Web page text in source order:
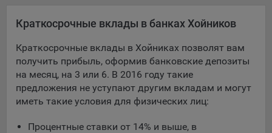
сервис показа контекстной рекламы. Адрес: Yandex
Google Ads - сервис показа контекстной рекламы,
предоставляемый компанией Google Ireland Ltd, Gordon
House Barrow Street Dublin 4, D04E5W5 Ireland.
Краткосрочные вклады в банках Хойников
Краткосрочные вклады в Хойниках позволят вам
получить прибыль, оформив банковские депозиты
на месяц, на 3 или 6. В 2016 году такие
предложения не уступают другим вкладам и могут
иметь такие условия для физических лиц:
Процентные ставки от 14% и выше, в